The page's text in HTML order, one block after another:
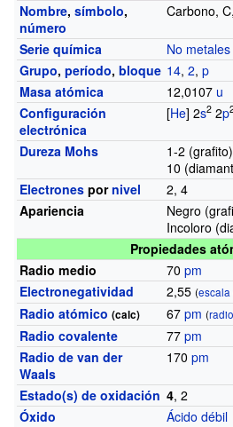
Nombre,símbolo,
número
Carbono,
Serie química
No metales
Grupo,período,bloque 14,2,p
Masa atómica
12,0107 u
Configuración
electrónica
[He] 2s2 2p
Dureza Mohs
1-2 (grafito)
10
Electrones pornivel
2, 4
Apariencia
Negro
Incoloro
Propiedades
Radio medio
70 pm
Electronegatividad
2,55(
Radio atómico (calc) 67 pm (
Radio covalente 77 pm
Radio de van der
Waals
170 pm
Estado(s) de oxidación 4, 2
Óxido
Ácido débil